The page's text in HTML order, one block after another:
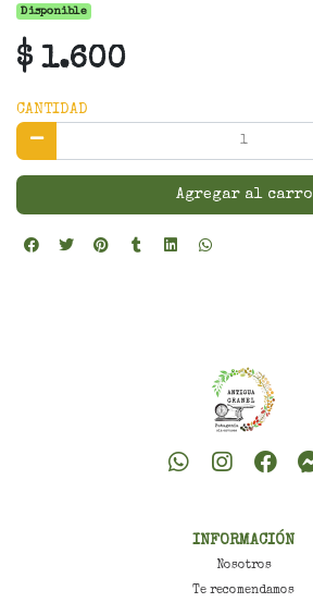
Disponible
$ 1.600
CANTIDAD
Agregar al carro
INFORMACIÓN
Nosotros
Te recomendamos